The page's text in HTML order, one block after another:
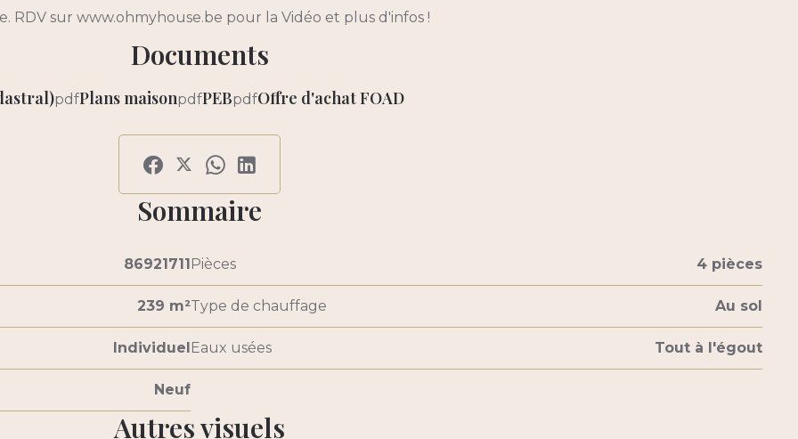
sur www.ohmyhouse.be pour la Vidéo et plus d'infos !
Documents
pdfPlans maisonpdfPEBpdfOffre d'achat FOAD
Sommaire
86921711Pièces 4 pièces
239 m²Type de chauffage Au sol
IndividuelEaux usées Tout à l'égout
Neuf
Autres visuels